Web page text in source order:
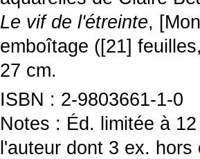
Le vif de l'étreinte,
emboîtage ([21]
27 cm.
ISBN : 2-9803661-1-0
Notes : Éd. limitée à
l'auteur dont 3 ex.